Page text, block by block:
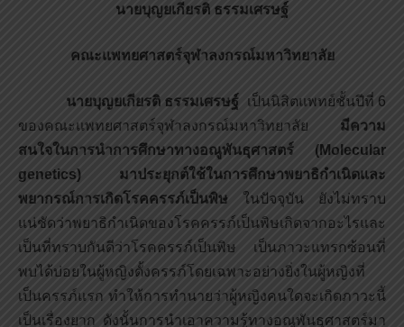
นายบุญยเกียรติ ธรรมเศรษฐ์
คณะแพทยศาสตร์จุฬาลงกรณ์มหาวิทยาลัย
นายบุญยเกียรติ ธรรมเศรษฐ์ เป็นนิสิตแพทย์ชั้นปีที่ 6
ของคณะแพทยศาสตร์จุฬาลงกรณ์มหาวิทยาลัย มีความ
สนใจในการนำการศึกษาทางอณูพันธุศาสตร์ (Molecular
genetics) มาประยุกต์ใช้ในการศึกษาพยาธิกำเนิดและ
พยากรณ์การเกิดโรคครรภ์เป็นพิษ ในปัจจุบัน ยังไม่ทราบ
แน่ชัดว่าพยาธิกำเนิดของโรคครรภ์เป็นพิษเกิดจากอะไรและ
เป็นที่ทราบกันดีว่าโรคครรภ์เป็นพิษ เป็นภาวะแทรกซ้อนที่
พบได้บ่อยในผู้หญิงตั้งครรภ์โดยเฉพาะอย่างยิ่งในผู้หญิงที่
เป็นครรภ์แรก ทำให้การทำนายว่าผู้หญิงคนใดจะเกิดภาวะนี้
เป็นเรื่องยาก ดังนั้นการนำเอาความรู้ทางอณูพันธุศาสตร์มา